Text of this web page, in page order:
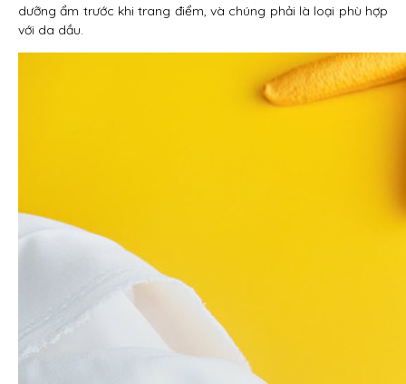
dưỡng ẩm trước khi trang điểm, và chúng phải là loại phù hợp
với da dầu.